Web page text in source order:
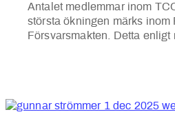
Antalet medlemmar inom
största ökningen märks inom
Försvarsmakten. Detta enligt